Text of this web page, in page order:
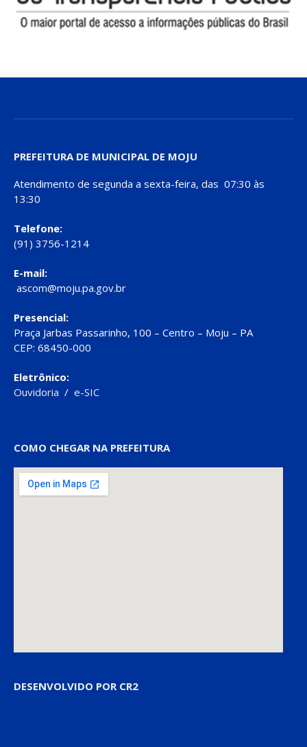
PREFEITURA DE MUNICIPAL DE MOJU
Atendimento de segunda a sexta-feira, das 07:30 às
13:30
Telefone:
(91) 3756-1214
E-mail:
ascom@moju.pa.gov.br
Presencial:
Praça Jarbas Passarinho, 100 – Centro – Moju – PA
CEP: 68450-000
Eletrônico:
Ouvidoria / e-SIC
COMO CHEGAR NA PREFEITURA
DESENVOLVIDO POR CR2